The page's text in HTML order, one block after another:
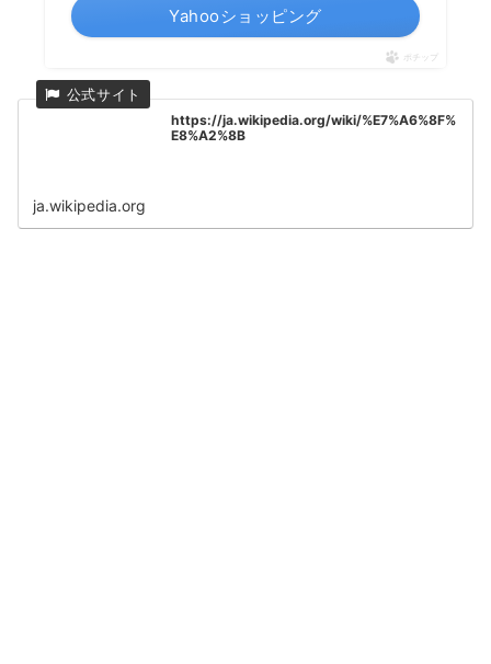
Yahooショッピング
ポチップ
https://ja.wikipedia.org/wiki/%E7%A6%8F%
E8%A2%8B
ja.wikipedia.org